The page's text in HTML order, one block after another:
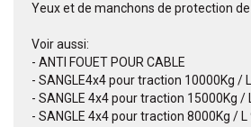
Yeux et de manchons de protection
Voir aussi:
- ANTI FOUET POUR CABLE
- SANGLE4x4 pour traction 10000Kg /
- SANGLE 4x4 pour traction 15000Kg
- SANGLE 4x4 pour traction 8000Kg /